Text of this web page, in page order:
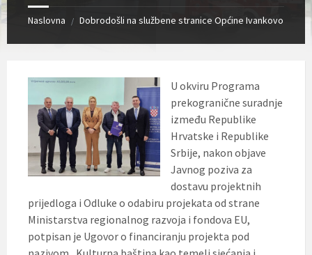
Naslovna / Dobrodošli na službene stranice Općine Ivankovo
U okviru Programa
prekogranične suradnje
između Republike
Hrvatske i Republike
Srbije, nakon objave
Javnog poziva za
dostavu projektnih
prijedloga i Odluke o odabiru projekata od strane
Ministarstva regionalnog razvoja i fondova EU,
potpisan je Ugovor o financiranju projekta pod